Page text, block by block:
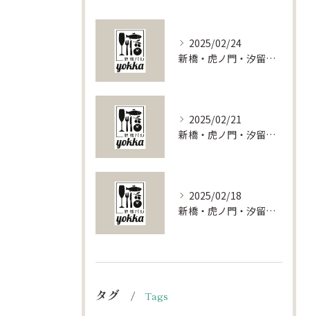
2025/02/24
新橋・虎ノ門・汐留で叶える特別な夜！貸切レストランの魅力をご紹介
2025/02/21
新橋・虎ノ門・汐留で叶える特別な宴会！貸切スポット徹底ガイド
2025/02/18
新橋・虎ノ門・汐留で叶える特別な貸切パーティー体験：東京都港区の魅力を探る
タグ Tags